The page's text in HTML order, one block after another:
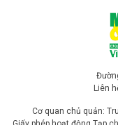
Liên
Cơ quan chủ quản: